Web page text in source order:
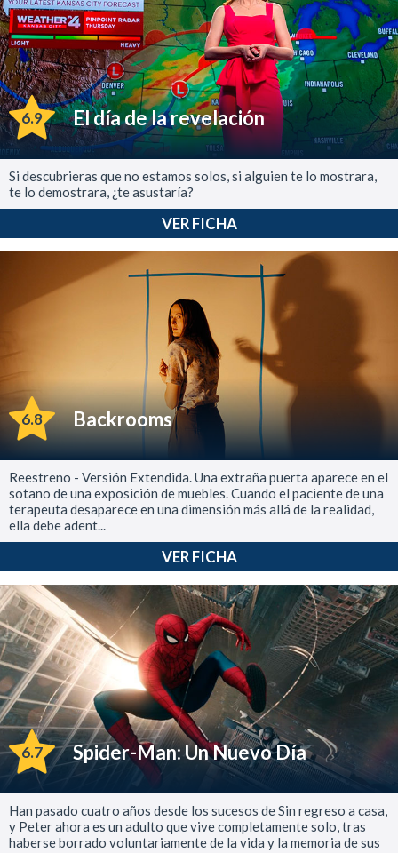
6.9 El día de la revelación
Si descubrieras que no estamos solos, si alguien te lo mostrara,
te lo demostrara, ¿te asustaría?
VER FICHA
6.8 Backrooms
Reestreno - Versión Extendida. Una extraña puerta aparece en el
sotano de una exposición de muebles. Cuando el paciente de una
terapeuta desaparece en una dimensión más allá de la realidad,
ella debe adent...
VER FICHA
6.7 Spider-Man: Un Nuevo Día
Han pasado cuatro años desde los sucesos de Sin regreso a casa,
y Peter ahora es un adulto que vive completamente solo, tras
haberse borrado voluntariamente de la vida y la memoria de sus